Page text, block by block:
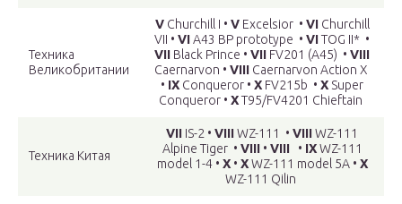
Техника
Великобритании
VChurchill I • VExcelsior • VIChurchill
VII • VIA43 BP prototype • VITOG II* •
VII Black Prince • VII FV201 (A45) • VIII
Caernarvon • VIIICaernarvon Action X
• IX Conqueror • X FV215b • X Super
Conqueror • XT95/FV4201 Chieftain
Техника Китая
VII IS-2 • VIIIWZ-111 • VIIIWZ-111
Alpine Tiger • VIII• VIII• IXWZ-111
model 1-4 • X• XWZ-111 model 5A • X
WZ-111 Qilin